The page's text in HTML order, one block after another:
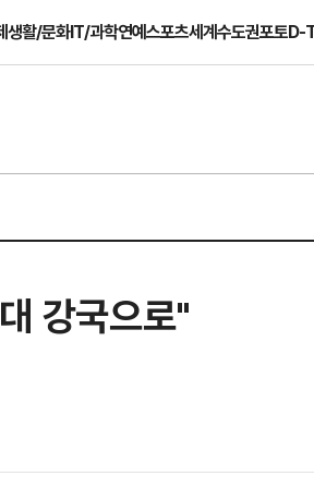
생활/문화IT/과학연예스포츠세계수도권포토D-
강국으로"